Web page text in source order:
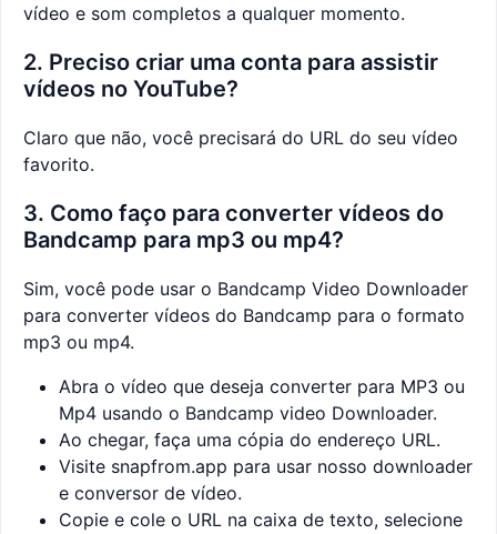
vídeo e som completos a qualquer momento.
2. Preciso criar uma conta para assistir
vídeos no YouTube?
Claro que não, você precisará do URL do seu vídeo
favorito.
3. Como faço para converter vídeos do
Bandcamp para mp3 ou mp4?
Sim, você pode usar o Bandcamp Video Downloader
para converter vídeos do Bandcamp para o formato
mp3 ou mp4.
Abra o vídeo que deseja converter para MP3 ou
Mp4 usando o Bandcamp video Downloader.
Ao chegar, faça uma cópia do endereço URL.
Visite snapfrom.app para usar nosso downloader
e conversor de vídeo.
Copie e cole o URL na caixa de texto, selecione